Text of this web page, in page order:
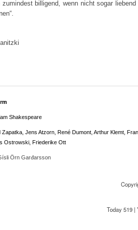
zumindest billigend, wenn nicht sogar
Shakespeare
Zapatka, Jens Atzorn, René Dumont, Arthur Klemt,
Ostrowski, Friederike Ott
Örn Garđarsson
Today 519 |